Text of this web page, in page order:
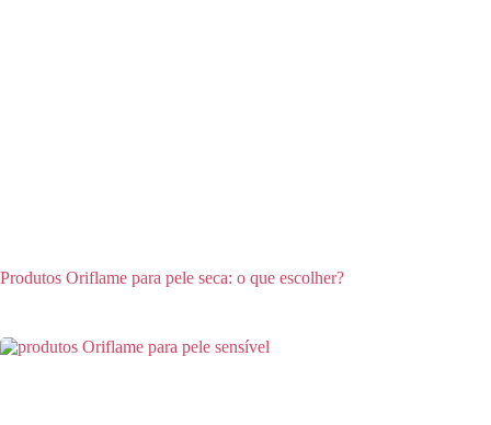
Produtos Oriflame para pele seca: o que escolher?